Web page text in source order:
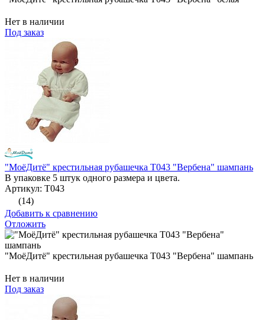
Нет в наличии
Под заказ
"МоёДитё" крестильная рубашечка Т043 "Вербена" шампань
В упаковке 5 штук одного размера и цвета.
Артикул: Т043
(14)
Добавить к сравнению
Отложить
"МоёДитё" крестильная рубашечка Т043 "Вербена" шампань
Нет в наличии
Под заказ